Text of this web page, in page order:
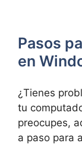
Pasos
en
¿Tienes
tu
preocupes,
a‌ paso⁤ para